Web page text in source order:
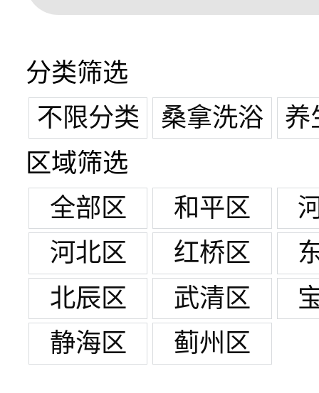
分类筛选
不限分类
桑拿洗浴
养
区域筛选
全部区
和平区
河北区
红桥区
北辰区
武清区
静海区
蓟州区